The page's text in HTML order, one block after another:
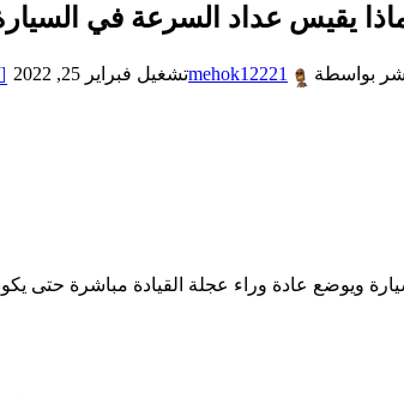
يقيس عداد السرعة في
بواسطة mehok12221تشغيل فبراير 25, 2022
ويوضع عادة وراء عجلة القيادة مباشرة